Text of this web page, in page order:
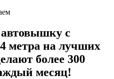
с
метра на лучших
более 300
месяц!